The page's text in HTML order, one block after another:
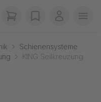
items in cart, view
wishlistMein
Schienensysteme
KING Seilkreuzung